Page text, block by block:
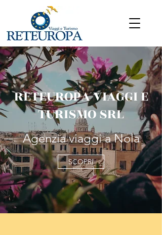
RETEUROPA VIAGGI E
TURISMO SRL
Agenzia viaggi a Nola
SCOPRI